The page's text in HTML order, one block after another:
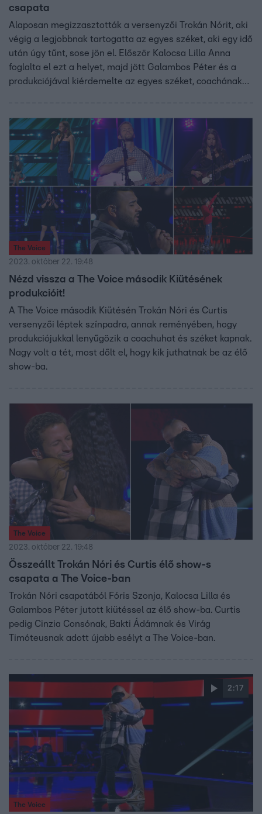
csapata
Alaposan megizzasztották a versenyzői Trokán Nórit, aki
végig a legjobbnak tartogatta az egyes széket, aki egy idő
után úgy tűnt, sose jön el. Először Kalocsa Lilla Anna
foglalta el ezt a helyet, majd jött Galambos Péter és a
produkciójával kiérdemelte az egyes széket, coachának
hibáival és azt is, miért tartja Fóris Szonját, Kalocsa Lilla
Annát és Galambos Pétert a legjobbnak.
The Voice
2023. október 22. 19:48
Nézd vissza a The Voice második Kiütésének
produkcióit!
A The Voice második Kiütésén Trokán Nóri és Curtis
versenyzői léptek színpadra, annak reményében, hogy
produkciójukkal lenyűgözik a coachuhat és széket kapnak.
Nagy volt a tét, most dőlt el, hogy kik juthatnak be az élő
show-ba.
The Voice
2023. október 22. 19:48
Összeállt Trokán Nóri és Curtis élő show-s
csapata a The Voice-ban
Trokán Nóri csapatából Fóris Szonja, Kalocsa Lilla és
Galambos Péter jutott kiütéssel az élő show-ba. Curtis
pedig Cinzia Consónak, Bakti Ádámnak és Virág
Timóteusnak adott újabb esélyt a The Voice-ban.
2:17
The Voice